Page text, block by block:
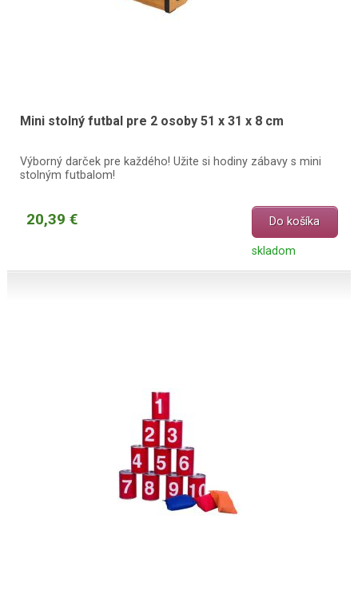
Mini stolný futbal pre 2 osoby 51 x 31 x 8 cm
Výborný darček pre každého! Užite si hodiny zábavy s mini
stolným futbalom!
20,39 € Do košíka
skladom